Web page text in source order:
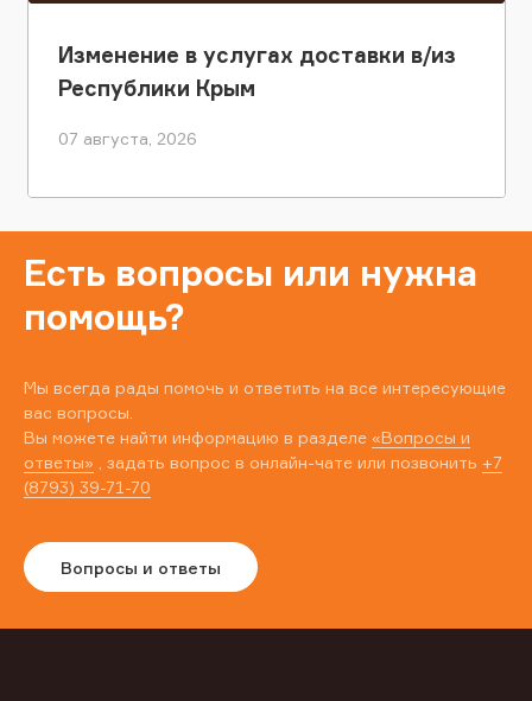
Изменение в услугах доставки в/из
Республики Крым
07 августа, 2026
Есть вопросы или нужна
помощь?
Мы всегда рады помочь и ответить на все интересующие
вас вопросы.
Вы можете найти информацию в разделе «Вопросы и
ответы» , задать вопрос в онлайн-чате или позвонить +7
(8793) 39-71-70
Вопросы и ответы